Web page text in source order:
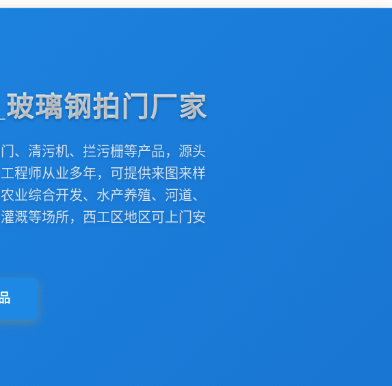
璃钢拍门厂家
、清污机、拦污栅等产品，源头
程师从业多年，可提供来图来样
业综合开发、水产养殖、河道、
溉等场所，西工区地区可上门安